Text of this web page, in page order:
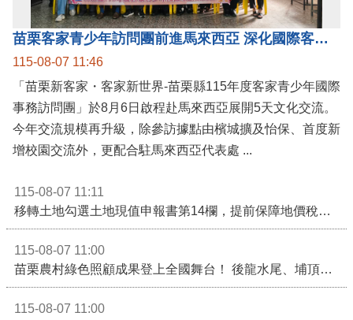
苗栗客家青少年訪問團前進馬來西亞 深化國際客家文化交流
115-08-07 11:46
「苗栗新客家・客家新世界-苗栗縣115年度客家青少年國際
事務訪問團」於8月6日啟程赴馬來西亞展開5天文化交流。
今年交流規模再升級，除參訪據點由檳城擴及怡保、首度新
增校園交流外，更配合駐馬來西亞代表處 ...
115-08-07 11:11
移轉土地勾選土地現值申報書第14欄，提前保障地價稅節稅權益
115-08-07 11:00
苗栗農村綠色照顧成果登上全國舞台！ 後龍水尾、埔頂社區前進2026高齡健康產業博覽會
115-08-07 11:00